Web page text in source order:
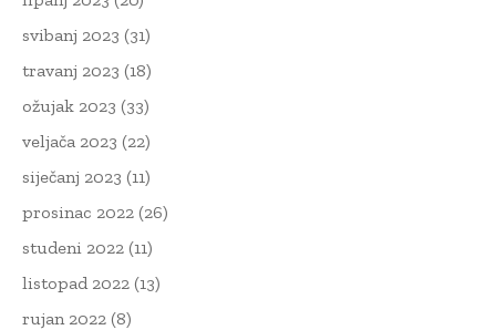
svibanj 2023 (31)
travanj 2023 (18)
ožujak 2023 (33)
veljača 2023 (22)
siječanj 2023 (11)
prosinac 2022 (26)
studeni 2022 (11)
listopad 2022 (13)
rujan 2022 (8)